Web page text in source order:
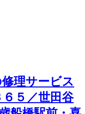
理サービス
５／世田谷